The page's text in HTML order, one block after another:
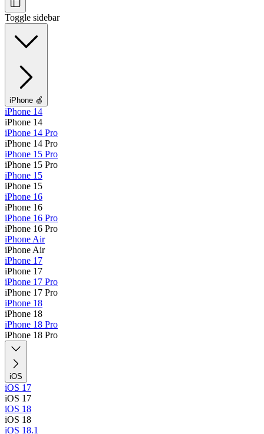
Toggle sidebar
iPhone 🍏
iPhone 14
iPhone 14
iPhone 14 Pro
iPhone 14 Pro
iPhone 15 Pro
iPhone 15 Pro
iPhone 15
iPhone 15
iPhone 16
iPhone 16
iPhone 16 Pro
iPhone 16 Pro
iPhone Air
iPhone Air
iPhone 17
iPhone 17
iPhone 17 Pro
iPhone 17 Pro
iPhone 18
iPhone 18
iPhone 18 Pro
iPhone 18 Pro
iOS
iOS 17
iOS 17
iOS 18
iOS 18
iOS 18.1